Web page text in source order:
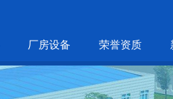
厂房设备 荣誉资质